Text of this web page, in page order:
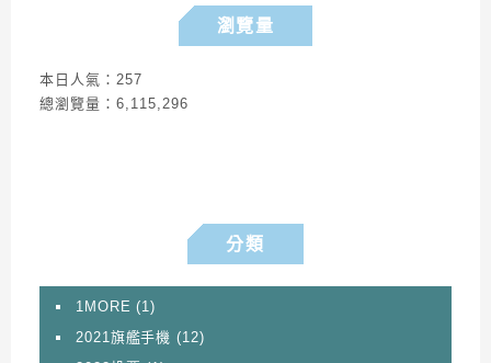
瀏覽量
本日人氣：257
總瀏覽量：6,115,296
分類
1MORE (1)
2021旗艦手機 (12)